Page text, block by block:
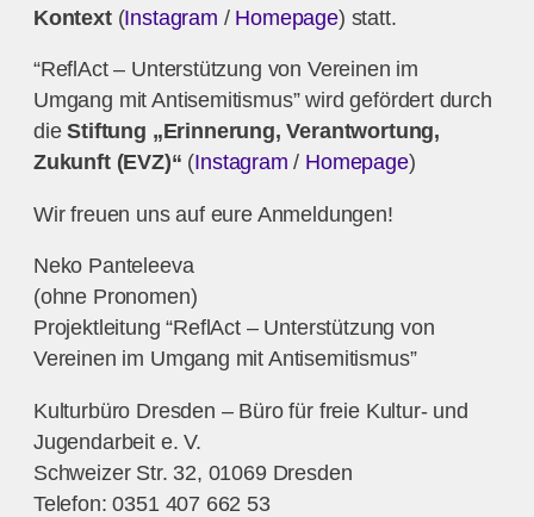
Kontext(Instagram / Homepage) statt.
“ReflAct – Unterstützung von Vereinen im
Umgang mit Antisemitismus” wird gefördert durch
dieStiftung „Erinnerung, Verantwortung,
Zukunft (EVZ)“ (Instagram / Homepage)
Wir freuen uns auf eure Anmeldungen!
Neko Panteleeva
(ohne Pronomen)
Projektleitung “ReflAct – Unterstützung von
Vereinen im Umgang mit Antisemitismus”
Kulturbüro Dresden – Büro für freie Kultur- und
Jugendarbeit e. V.
Schweizer Str. 32, 01069 Dresden
Telefon: 0351 407 662 53